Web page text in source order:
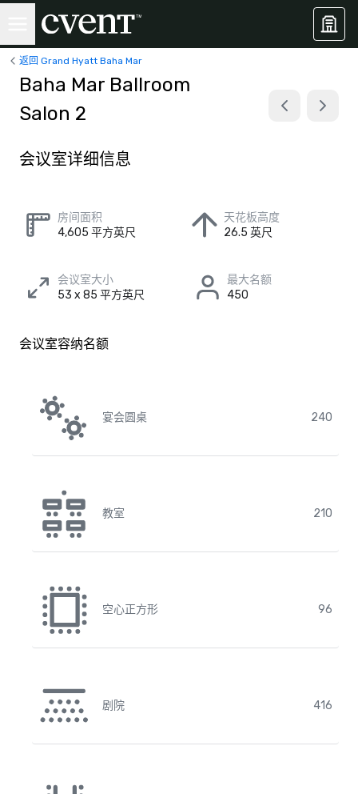
返回 Grand Hyatt Baha Mar
Baha Mar Ballroom
Salon 2
会议室详细信息
房间面积
4,605 平方英尺
天花板高度
26.5 英尺
会议室大小
53 x 85 平方英尺
最大名额
450
会议室容纳名额
宴会圆桌 240
教室 210
空心正方形 96
剧院 416